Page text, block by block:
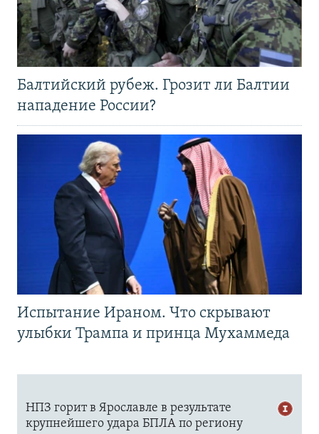
Балтийский рубеж. Грозит ли Балтии
нападение России?
Испытание Ираном. Что скрывают
улыбки Трампа и принца Мухаммеда